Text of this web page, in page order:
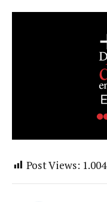
Post Views: 1.004